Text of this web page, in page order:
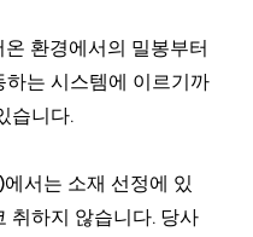
환경에서의 밀봉부터
는 시스템에 이르기까
습니다.
서는 소재 선정에 있
취하지 않습니다. 당사